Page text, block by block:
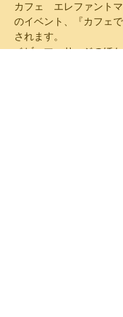
カフェ　エレファント
のイベント、『カフェ
されます。
ベビーマッサージのほ